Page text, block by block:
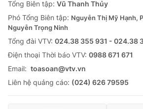
Tổng Biên tập: Vũ Thanh Thủy
Phó Tổng Biên tập: Nguyễn Thị Mỹ Hạnh,
Nguyễn Trọng Ninh
Tổng đài VTV: 024.38 355 931 - 024.38
Ðiện thoại Thời báo VTV: 0988 671 671
Email: toasoan@vtv.vn
Liên hệ quảng cáo: (024) 626 79595